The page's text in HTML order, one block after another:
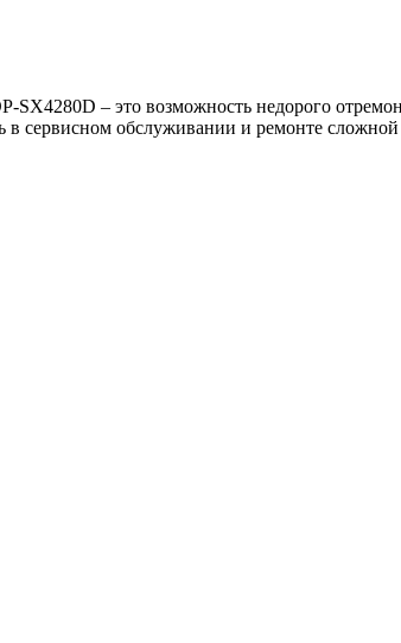
– это возможность недорого
обслуживании и ремонте сложной